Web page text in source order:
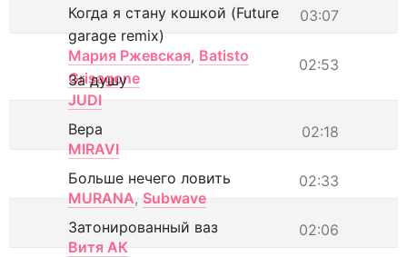
03:07
Когда я стану кошкой (Future
garage remix)
Мария Ржевская, Batisto
Grisagone
02:53
За душу
JUDI
02:18
Вера
MIRAVI
02:33
Больше нечего ловить
MURANA, Subwave
02:06
Затонированный ваз
Витя АК